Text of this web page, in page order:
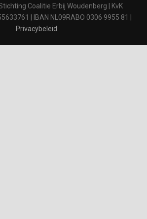
Coalitie Erbij Woudenberg | KvK
| IBAN NL09RABO 0306 9955 81 |
Privacybeleid